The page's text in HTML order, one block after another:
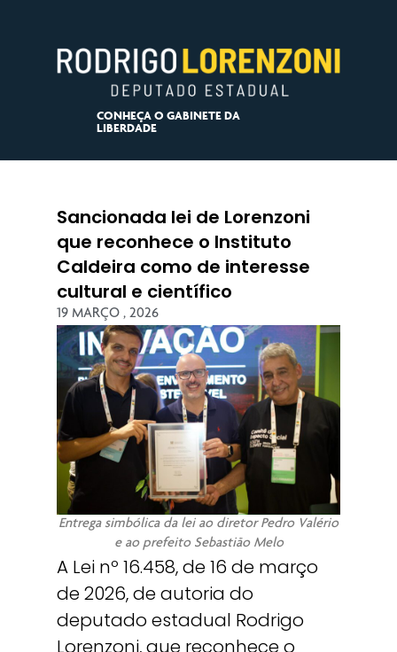
CONHEÇA O GABINETE DA
LIBERDADE
Sancionada lei de Lorenzoni
que reconhece o Instituto
Caldeira como de interesse
cultural e científico
19 MARÇO , 2026
Entrega simbólica da lei ao diretor Pedro Valério
e ao prefeito Sebastião Melo
A Lei nº 16.458, de 16 de março
de 2026, de autoria do
deputado estadual Rodrigo
Lorenzoni, que reconhece o